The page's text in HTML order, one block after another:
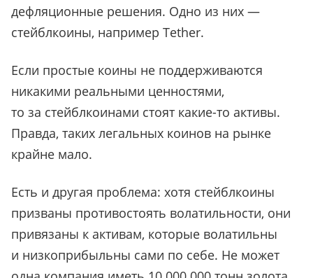
дефляционные решения. Одно из них —
стейблкоины, например Tether.
Если простые коины не поддерживаются
никакими реальными ценностями,
то за стейблкоинами стоят какие-то активы.
Правда, таких легальных коинов на рынке
крайне мало.
Есть и другая проблема: хотя стейблкоины
призваны противостоять волатильности, они
привязаны к активам, которые волатильны
и низкоприбыльны сами по себе. Не может